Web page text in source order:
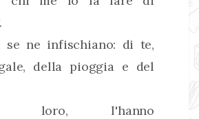
ne infischiano: di te,
della pioggia e del
loro, l'hanno